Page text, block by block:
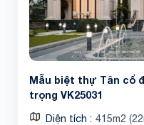
Mẫu biệt thự Tân cổ
trọng VK25031
Diện tích 415m2